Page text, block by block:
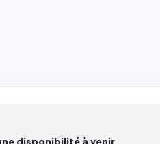
disponibilité à venir